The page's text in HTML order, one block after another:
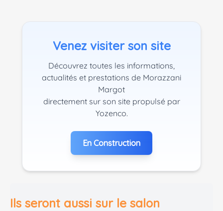
Venez visiter son site
Découvrez toutes les informations,
actualités et prestations de Morazzani
Margot
directement sur son site propulsé par
Yozenco.
En Construction
Ils seront aussi sur le salon